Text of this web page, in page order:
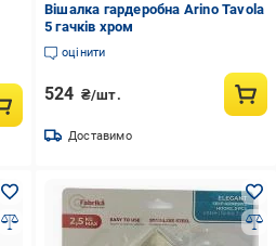
Вішалка гардеробна Arino Tavola
5 гачків хром
оцінити
524 ₴/шт.
Доставимо